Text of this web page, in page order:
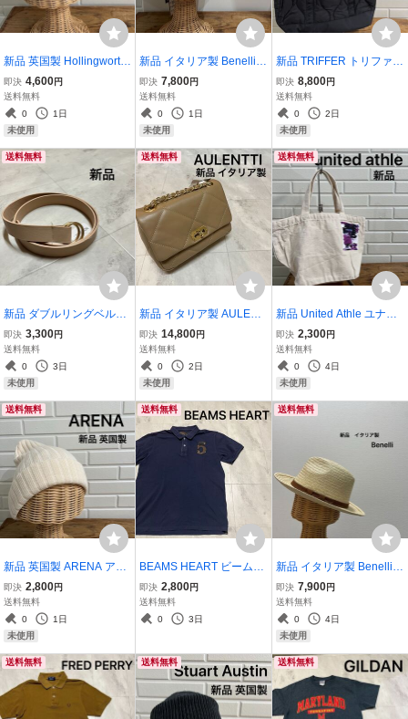
新品 英国製 Hollingworth
country outfitters ホリング
ワース キャスケット 帽子
キャップ ベイカーボーイ
ハット HAT イギリス製 玉
即決 4,600円
送料無料
0
1日
未使用
新品 イタリア製 Benelli
ベネリ 中折れハット 麦わ
ら帽子 HAT レザーリボン
ブラウン made in Italy ユ
ニセックス ナチュラル 玉
即決 7,800円
送料無料
0
1日
未使用
新品 TRIFFER トリファー
キルティング トートバッ
グ ナイロン ステッチバッ
グ A4サイズ収納 韓国ブラ
ンド ミリタリー 玉ya168
即決 8,800円
送料無料
0
2日
未使用
送料無料
新品 ダブルリングベルト
ゴールドバックル フェイ
クレザー 合成皮革 セレク
トブランド カジュアル S
HIPS シップス 玉ya1322
即決 3,300円
送料無料
0
3日
未使用
送料無料
新品 イタリア製 AULENT
TI オウレンティ レザー シ
ョルダーバッグ キルティ
ングレザー ゴールドチェ
ーン ポシェット 肩掛け 玉
即決 14,800円
送料無料
0
2日
未使用
送料無料
新品 United Athle ユナイ
テッドアスレ goods 365 r
oomy ミニトートバッグ
手提げ 定価2970 プリン
ト アート キャンバス生地
即決 2,300円
送料無料
0
4日
未使用
送料無料
新品 英国製 ARENA アリ
ーナ ニット帽 帽子 キャッ
プ UK イギリス製 ワッチ
ウール ナチュラル サイズ
F 玉mc4089
即決 2,800円
送料無料
0
1日
未使用
送料無料
BEAMS HEART ビームス
ハート ポロシャツ 半袖 刺
繍ロゴ セレクトブランド
ストリート アメカジ カジ
即決 2,800円
送料無料
0
3日
送料無料
新品 イタリア製 Benelli
ベネリ 中折れハット スト
ローハット 麦わら帽子 レ
ザー ブラウン ナチュラル
サイズ59 L 玉mc3828
即決 7,900円
送料無料
0
4日
未使用
送料無料 送料無料 送料無料